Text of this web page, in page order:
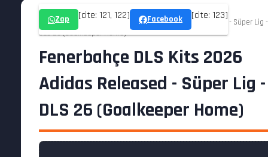
Home » DLS » Fenerbahçe DLS Kits 2026 Adidas Released - Süper Lig -
DLS 26 (Goalkeeper Home)
Fenerbahçe DLS Kits 2026
Adidas Released - Süper Lig -
DLS 26 (Goalkeeper Home)
Zap [cite: 121, 122] Facebook [cite: 123]